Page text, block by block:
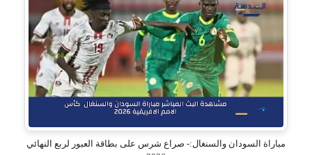
مباراة السودان والسنغال:- صراع شرس على بطاقة العبور لربع النهائي